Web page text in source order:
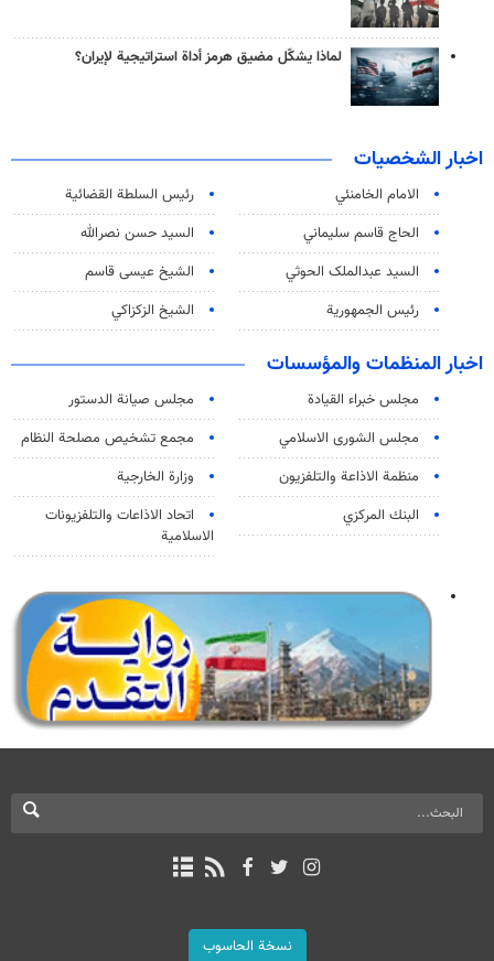
لماذا يشكّل مضيق هرمز أداة استراتيجية لإيران؟
اخبار الشخصيات
الامام الخامنئي
رئیس السلطة القضائیة
الحاج قاسم سليماني
السيد حسن نصرالله
السید عبدالملک الحوثي
الشيخ عيسى قاسم
رئيس الجمهورية
الشيخ الزكزاكي
اخبار المنظمات والمؤسسات
مجلس خبراء القيادة
مجلس صيانة الدستور
مجلس الشورى الاسلامي
مجمع تشخيص مصلحة النظام
منظمة الاذاعة والتلفزیون
وزارة الخارجية
البنك المركزي
اتحاد الاذاعات والتلفزيونات
الاسلامية
نسخة الحاسوب